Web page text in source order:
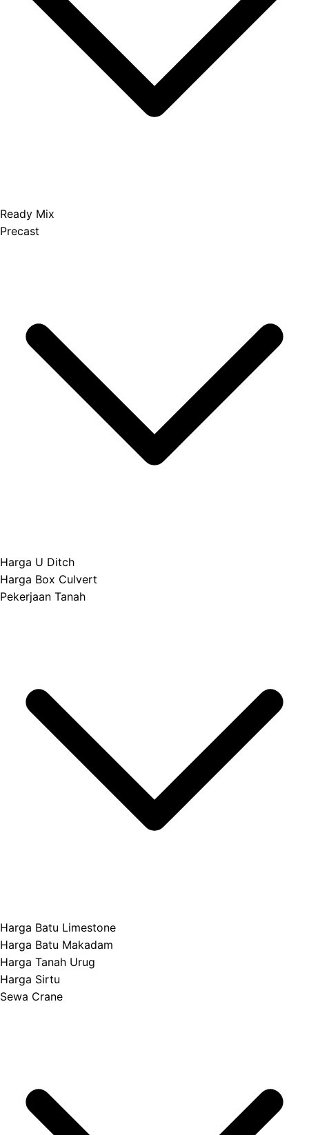
Ready Mix
Precast
Harga U Ditch
Harga Box Culvert
Pekerjaan Tanah
Harga Batu Limestone
Harga Batu Makadam
Harga Tanah Urug
Harga Sirtu
Sewa Crane